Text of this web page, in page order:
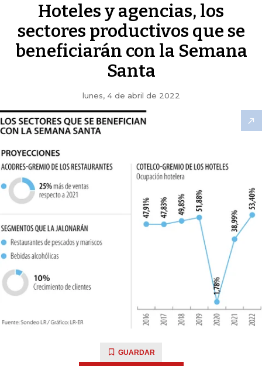
Hoteles y agencias, los
sectores productivos que se
beneficiarán con la Semana
Santa
lunes, 4 de abril de 2022
GUARDAR